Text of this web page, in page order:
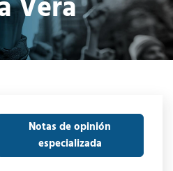
Notas de opinión
especializada